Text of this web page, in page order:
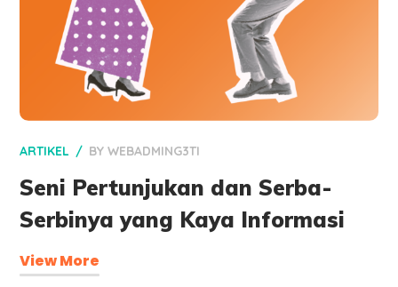
ARTIKEL BYWEBADMING3TI
Seni Pertunjukan dan Serba-
Serbinya yang Kaya Informasi
View More